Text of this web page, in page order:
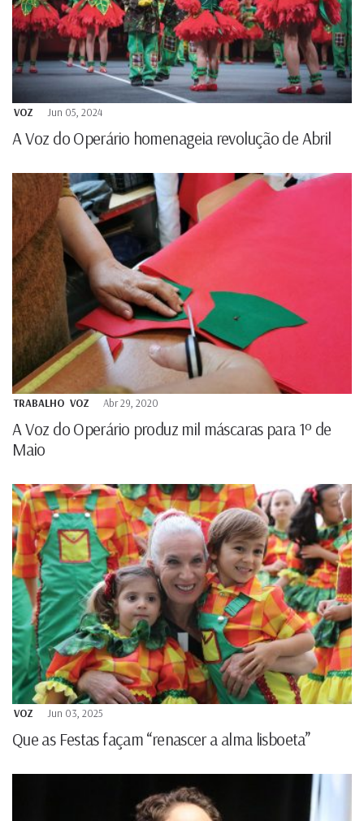
VOZ Jun 05, 2024
A Voz do Operário homenageia revolução de Abril
TRABALHO VOZ Abr 29, 2020
A Voz do Operário produz mil máscaras para 1º de
Maio
VOZ Jun 03, 2025
Que as Festas façam “renascer a alma lisboeta”